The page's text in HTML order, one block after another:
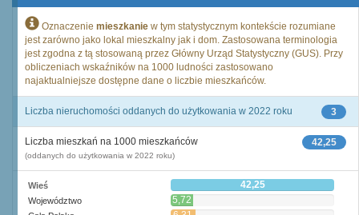
Oznaczenie mieszkanie w tym statystycznym kontekście rozumiane
jest zarówno jako lokal mieszkalny jak i dom. Zastosowana terminologia
jest zgodna z tą stosowaną przez Główny Urząd Statystyczny (GUS). Przy
obliczeniach wskaźników na 1000 ludności zastosowano
najaktualniejsze dostępne dane o liczbie mieszkańców.
3
Liczba nieruchomości oddanych do użytkowania w 2022 roku
42,25
Liczba mieszkań na 1000 mieszkańców
(oddanych do użytkowania w 2022 roku)
Wieś 42,25
Województwo 5,72